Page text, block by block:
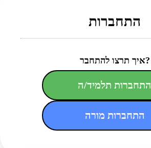
התחברות
איך תרצו להתחבר?
התחברות תלמיד/ה
התחברות מורה